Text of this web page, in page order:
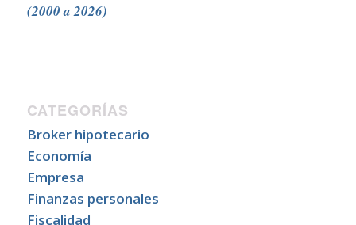
(2000 a 2026)
CATEGORÍAS
Broker hipotecario
Economía
Empresa
Finanzas personales
Fiscalidad